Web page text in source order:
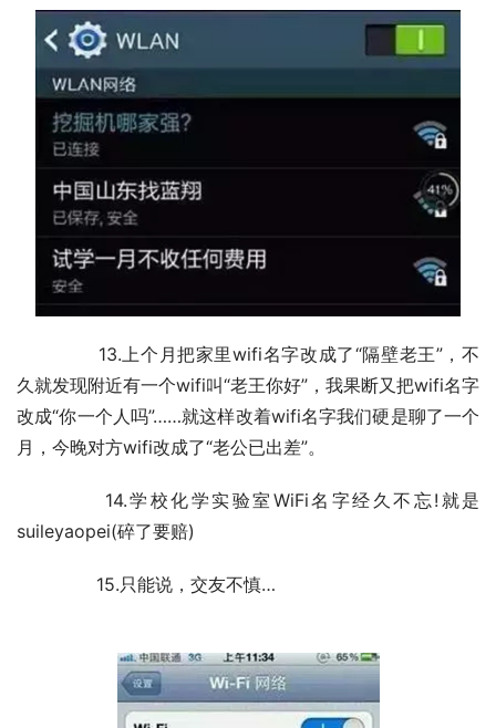
久就发现附近有一个wifi叫“老王你好”，我果断又把wifi名字
改成“你一个人吗”……就这样改着wifi名字我们硬是聊了一个
月，今晚对方wifi改成了“老公已出差”。
suileyaopei(碎了要赔)
	　　15.只能说，交友不慎…